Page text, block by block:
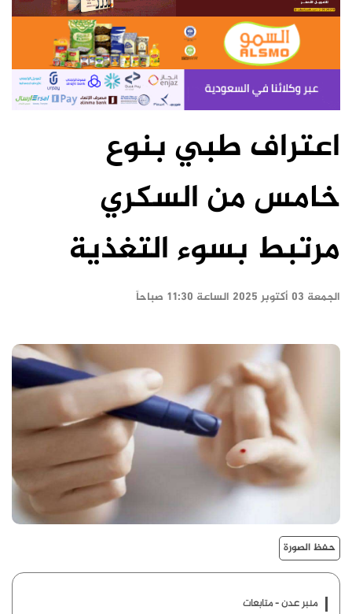
اعتراف طبي بنوع
خامس من السكري
مرتبط بسوء التغذية
الجمعة ٠٣ أكتوبر ٢٠٢٥ الساعة ١١:٣٠ صباحاً
حفظ الصورة
منبر عدن - متابعات